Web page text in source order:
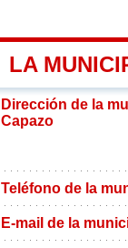
LA
Dirección de la
Capazo
Teléfono de la
E-mail de la